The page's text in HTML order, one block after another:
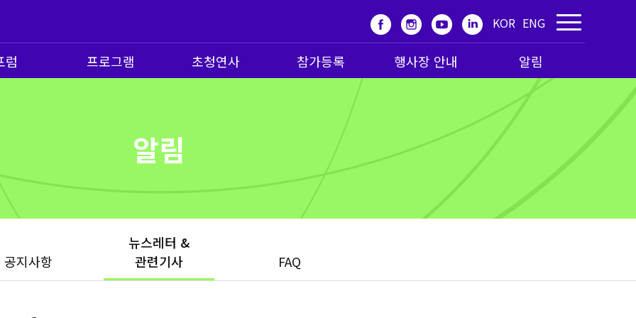
KOR ENG
럼 프로그램 초청연사 참가등록 행사장 안내 알림
알림
공지사항
뉴스레터 &
관련기사
FAQ